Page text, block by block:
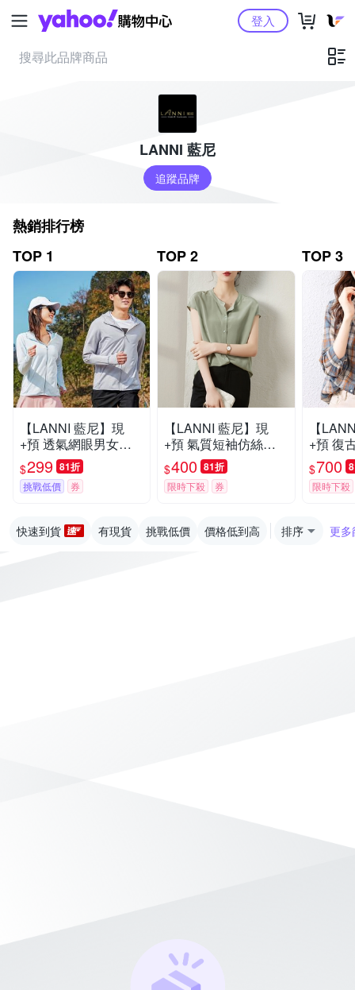
Yahoo購物中心登入
LANNI 藍尼
追蹤品牌
熱銷排行榜
TOP 1
【LANNI 藍尼】現
+預 透氣網眼男女款
防曬外套(男外套/女外
套/情侶款/休閒/百搭/
薄外套)
$299 81折
挑戰低價 券
TOP 2
【LANNI 藍尼】現
+預 氣質短袖仿絲舒
適圓領襯衫(素色/T恤/
OL/休閒)
$400 81折
限時下殺 券
TOP 3
【
+預 復
格子
撞色)
$700
限時下殺
快速到貨 有現貨 挑戰低價 價格低到高 排序 更多